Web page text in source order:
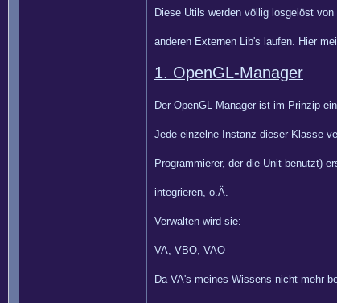
Diese Utils werden völlig losgelöst
anderen Externen Lib's laufen. Hier
1. OpenGL-Manager
Der OpenGL-Manager ist im Prinzip
Jede einzelne Instanz dieser Klasse
Programmierer, der die Unit benutzt)
integrieren, o.Ä.
Verwalten wird sie:
VA, VBO, VAO
Da VA's meines Wissens nicht mehr